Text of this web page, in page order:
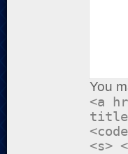
You
<a
<s>